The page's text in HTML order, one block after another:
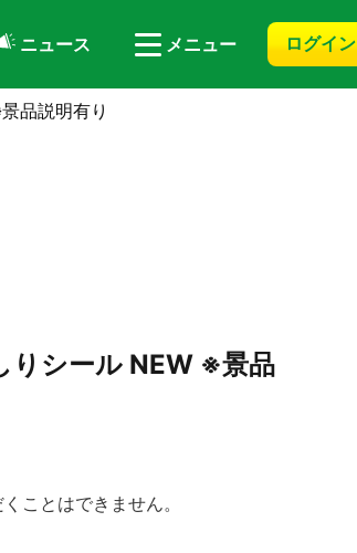
ニュース メニュー ログイン
品説明有り
りシール NEW ※景品
ことはできません。